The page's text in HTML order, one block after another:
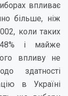
впливає
більше, ніж
коли таких
48% і майже
впливу не
здатності
в Україні